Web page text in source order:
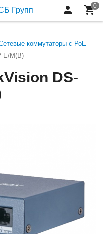
коммутаторы с РоЕ
E/M(B)
DS-